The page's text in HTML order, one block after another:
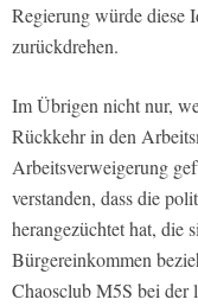
Regierung würde diese
zurückdrehen.
Im Übrigen nicht nur,
Rückkehr in den
Arbeitsverweigerung
verstanden, dass die
herangezüchtet hat, die
Bürgereinkommen
Chaosclub M5S bei der